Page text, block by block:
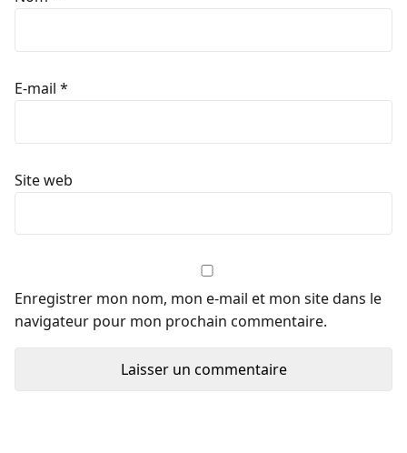
E-mail *
Site web
Enregistrer mon nom, mon e-mail et mon site dans le
navigateur pour mon prochain commentaire.